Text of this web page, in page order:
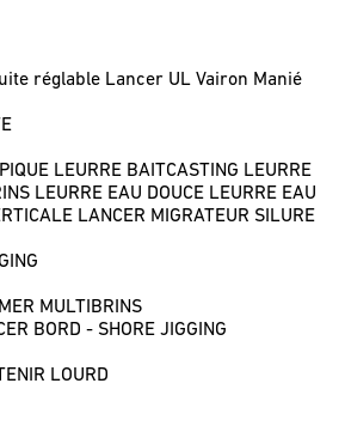
réglable Lancer UL Vairon Manié
LEURRE BAITCASTING LEURRE
LEURRE EAU DOUCE LEURRE EAU
LANCER MIGRATEUR SILURE
MULTIBRINS
BORD - SHORE JIGGING
LOURD